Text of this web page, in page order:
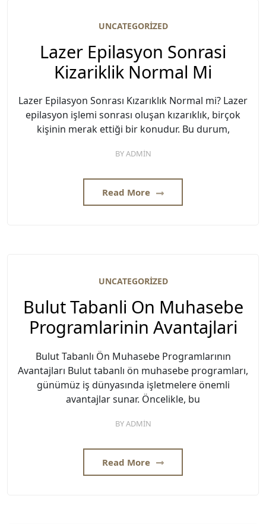
UNCATEGORIZED
Lazer Epilasyon Sonrasi
Kizariklik Normal Mi
Lazer Epilasyon Sonrası Kızarıklık Normal mi? Lazer
epilasyon işlemi sonrası oluşan kızarıklık, birçok
kişinin merak ettiği bir konudur. Bu durum,
BYADMIN
Read More
UNCATEGORIZED
Bulut Tabanli On Muhasebe
Programlarinin Avantajlari
Bulut Tabanlı Ön Muhasebe Programlarının
Avantajları Bulut tabanlı ön muhasebe programları,
günümüz iş dünyasında işletmelere önemli
avantajlar sunar. Öncelikle, bu
BYADMIN
Read More